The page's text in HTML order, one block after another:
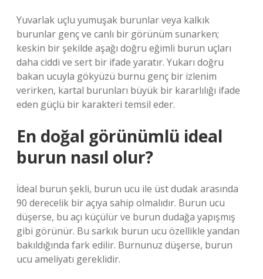
Yuvarlak uçlu yumuşak burunlar veya kalkık
burunlar genç ve canlı bir görünüm sunarken;
keskin bir şekilde aşağı doğru eğimli burun uçları
daha ciddi ve sert bir ifade yaratır. Yukarı doğru
bakan ucuyla gökyüzü burnu genç bir izlenim
verirken, kartal burunları büyük bir kararlılığı ifade
eden güçlü bir karakteri temsil eder.
En doğal görünümlü ideal
burun nasıl olur?
İdeal burun şekli, burun ucu ile üst dudak arasında
90 derecelik bir açıya sahip olmalıdır. Burun ucu
düşerse, bu açı küçülür ve burun dudağa yapışmış
gibi görünür. Bu sarkık burun ucu özellikle yandan
bakıldığında fark edilir. Burnunuz düşerse, burun
ucu ameliyatı gereklidir.